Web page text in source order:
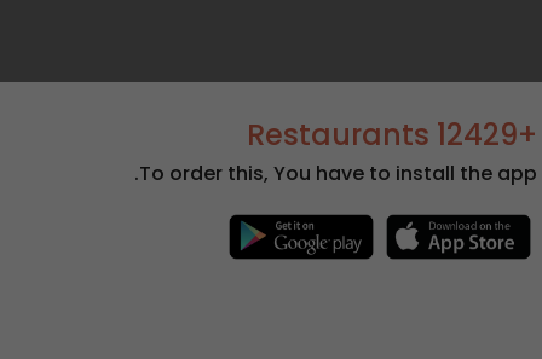
+12429 Restaurants
To order this, You have to install the app.